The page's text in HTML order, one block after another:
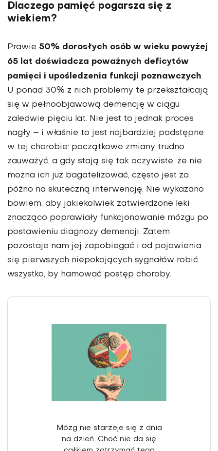
Dlaczego pamięć pogarsza się z
wiekiem?
Prawie 50% dorosłych osób w wieku powyżej
65 lat doświadcza poważnych deficytów
pamięci i upośledzenia funkcji poznawczych.
U ponad 30% z nich problemy te przekształcają
się w pełnoobjawową demencję w ciągu
zaledwie pięciu lat. Nie jest to jednak proces
nagły – i wła­śnie to jest najbardziej podstępne
w tej chorobie: począt­kowe zmiany trudno
zauważyć, a gdy stają się tak oczy­wiste, że nie
można ich już bagatelizować, często jest za
późno na skuteczną interwencję. Nie wykazano
bowiem, aby jakiekolwiek zatwierdzone leki
znacząco poprawiały funkcjonowanie mózgu po
postawieniu diagnozy demen­cji. Zatem
pozostaje nam jej zapobiegać i od pojawienia
się pierwszych niepokojących sygnałów robić
wszystko, by hamować postęp choroby.
Mózg nie starzeje się z dnia
na dzień. Choć nie da się